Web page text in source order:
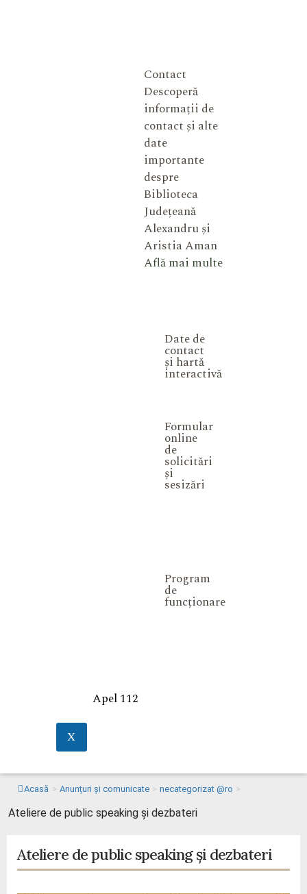
Contact
Descoperă
informații de
contact și alte
date
importante
despre
Biblioteca
Județeană
Alexandru și
Aristia Aman
Află mai multe
Date de
contact
și hartă
interactivă
Formular
online
de
solicitări
și
sesizări
Program
de
funcționare
Apel 112
X
Acasă > Anunțuri și comunicate > necategorizat @ro >
Ateliere de public speaking și dezbateri
Ateliere de public speaking și dezbateri